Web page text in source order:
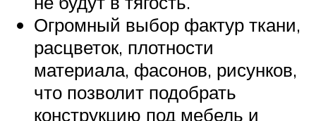
Огромный выбор фактур ткани,
расцветок, плотности
материала, фасонов, рисунков,
что позволит подобрать
конструкцию под мебель и